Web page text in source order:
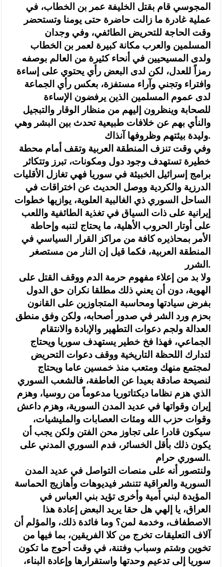
المجوسي قام بقتل الخليفة عمر بن الخطاب، في
عملية غادرة ما زالت حاضرة حتى يومنا وتستحضر
وقت الحاجة للتحريض الطائفي، وفي وجدان
المسلمين والعرب مكانة كبيرة لعمر بن الخطاب
ولدى المسيحيين في أنحاء كثيرة من العالم بوصفه
رمزاً للعدل، لكن لدى البعض رأي يحتوي على إساءة
وافتراء وتجني وآراء مستفزة، بعكس رأي الجماعة
لدى عموم المسلمين الذين يرفضون الإساءة
للصحابة وينظرون إليهم من منظار الوقار والتبجيل
والنأي بهم عن خلافات طبيعية تحدث بين البشر وهي
وليدة بيئتهم وظروفها آنذاك.
وفي وقت تنزف المنطقة العربية وتقف أمام محطة
خطيرة تستهدف وجود دول ومكونات، تبرز وتتكاثر
برامج إسرائيل الخبيثة في سوريا فهي تغازل الأقليات
الدرزية والكردية ووصل الحديث عن اختراقات في
الساحل السوري ذي الغالبية العلوية، يوازيها خطوات
إيرانية على ذات السياق في تغذية الطائفية واللعب
على أوتار الحروب الأهلية، ما يحتاج لتنبه وإحاطة
الأمر بمحاذيره كافة من مراكز القرار السياسي في
المنطقة العربية، فكما قيل إن النار من مستصغر
الشرر.
ولا بد من إعلاء مفهوم حرمة الدم ووقف القتل على
الهوية، دون أن يعني ذلك مطلقا نكران حق الدول
بفرض سيادتها ومحاسبة المتجاوزين على القانون
بحزم ورد الشر في صدور أصحابه، ولكن وفق منطق
العدالة ولجم دعوات التطهير والإبادة والانتقام
الجماعي، فهذا فخ خطير يستهدف سوريا ويحتاج
لتدارك اللحظة التاريخية ووقف دعوات التحريض
لمجتمع منهك ومتعب منذ خمسين عاما ويحتاج
لنصيحة صادقة بعيدا عن العاطفة، فالشعب السوري
الذي هزم نظاما ديكتاتوريا مدعوماً من روسيا، وهزم
إيران وقواتها في عديد المدن السورية، وهزم داعش
وقوات حزب الله ومئات العصابات والمليشيات،
سيكون قادرا على تجاوز محن الفتن ولكن يجب أن
يكون ذلك بأقل الخسائر، فدم السوري المدني على
السوري حرام.
ولنتصور أنه على منصات التواصل في عديد المدن
السورية والعراقية تتنشر فيديوهات وأهازيج الحماسة
المؤيدة لبني أمية وأخرى تؤيد بني العباس في
العراق، يا إلهي هل حقا يريد البعض إعادة هذا
الاصطفاف، وخدمة لمن؟ وما فائدة ذلك، والمؤلم أن
آلاف التعليقات تخرج من كلا الفريقين، بما فيها من
تخوين وشتم وسباب وفتنة، في وقت أحوج ما تكون
سوريا إلى تدعيم وحدتها واستقرارها وإعادة البناء،